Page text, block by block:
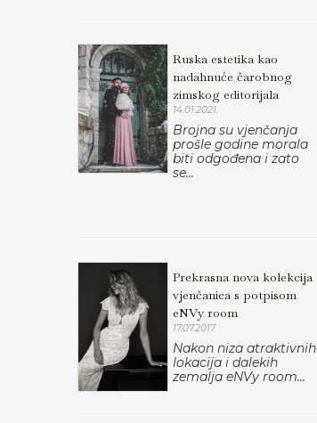
Ruska estetika kao
nadahnuće čarobnog
zimskog editorijala
14.01.2021.
Brojna su vjenčanja
prošle godine morala
biti odgođena i zato
se...
Prekrasna nova kolekcija
vjenčanica s potpisom
eNVy room
17.07.2017.
Nakon niza atraktivnih
lokacija i dalekih
zemalja eNVy room...